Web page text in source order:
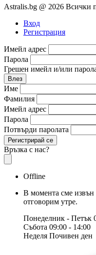
Astralis.bg @ 2026 Всички
Вход
Регистрация
Имейл адрес
Парола
Грешен имейл и/или
Влез
Име
Фамилия
Имейл адрес
Парола
Потвърди паролата
Регистрирай се
Връзка с нас?
Offline
В момента сме
отговорим утре.
Понеделник - Петък
Събота 09:00 - 14:00
Неделя Почивен ден